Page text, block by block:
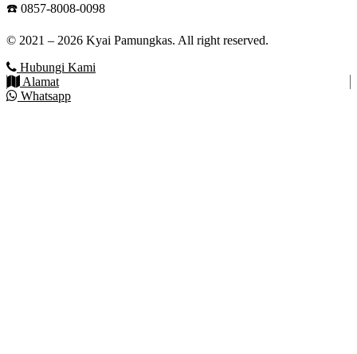
☎️ 0857-8008-0098
© 2021 – 2026 Kyai Pamungkas. All right reserved.
Hubungi Kami
Alamat
Whatsapp